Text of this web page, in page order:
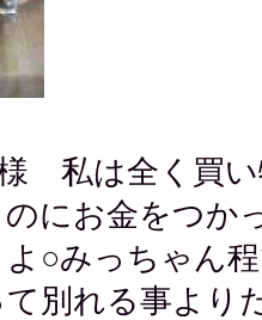
私は全く買い
のにお金をつか
よ○みっちゃ
別れる事より